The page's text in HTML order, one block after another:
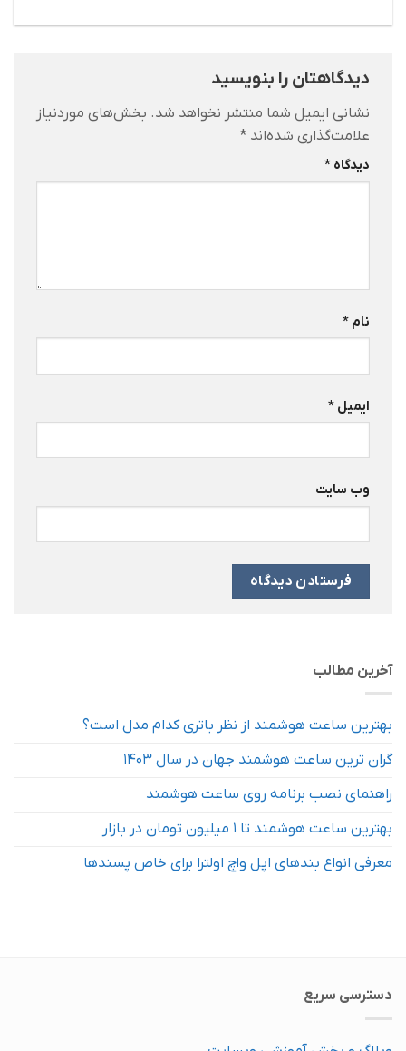
دیدگاهتان را بنویسید
نشانی ایمیل شما منتشر نخواهد شد. بخش‌های موردنیاز
علامت‌گذاری شده‌اند *
دیدگاه *
نام *
ایمیل *
وب‌ سایت
آخرین مطالب
بهترین ساعت هوشمند از نظر باتری کدام مدل است؟
گران ترین ساعت هوشمند جهان در سال 1403
راهنمای نصب برنامه روی ساعت هوشمند
بهترین ساعت هوشمند تا ۱ میلیون تومان در بازار
معرفی انواع بندهای اپل واچ اولترا برای خاص پسندها
دسترسی سریع